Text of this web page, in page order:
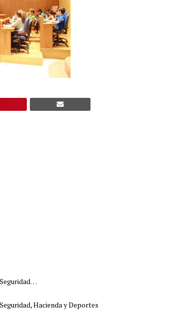
Hacienda y Deportes